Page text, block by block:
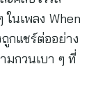
นเพลง When
กแชร์ต่ออย่าง
มกวนเบา ๆ ที่